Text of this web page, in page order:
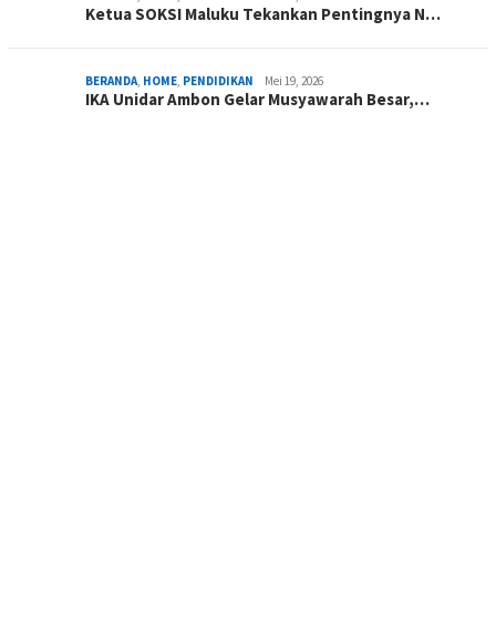
Ketua SOKSI Maluku Tekankan Pentingnya N…
BERANDA, HOME, PENDIDIKAN Mei 19, 2026
IKA Unidar Ambon Gelar Musyawarah Besar,…